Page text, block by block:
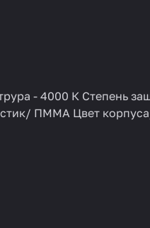
- 4000 К Степень
ПММА Цвет